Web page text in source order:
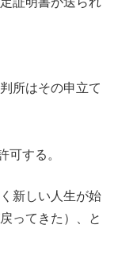
所はその申立て
する。
新しい人生が始
ってきた）、と